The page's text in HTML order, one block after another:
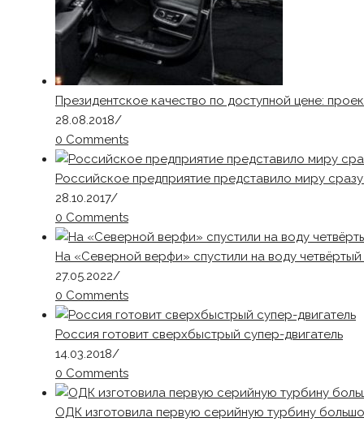
Президентское качество по доступной цене:
28.08.2018/
0 Comments
Российское предприятие представило миру
28.10.2017/
0 Comments
На «Северной верфи» спустили на воду
27.05.2022/
0 Comments
Россия готовит сверхбыстрый супер-двигатель
14.03.2018/
0 Comments
ОДК изготовила первую серийную турбину